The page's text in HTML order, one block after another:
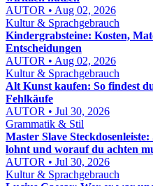
AUTOR • Aug 02, 2026
Kultur & Sprachgebrauch
Kindergrabsteine: Kosten,
Entscheidungen
AUTOR • Aug 02, 2026
Kultur & Sprachgebrauch
Alt Kunst kaufen: So findest
Fehlkäufe
AUTOR • Jul 30, 2026
Grammatik & Stil
Master Slave
lohnt und worauf du achten
AUTOR • Jul 30, 2026
Kultur & Sprachgebrauch